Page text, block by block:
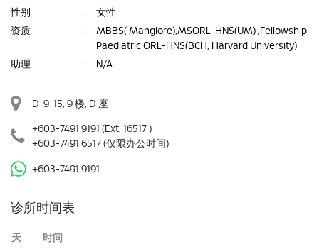
性别
:
女性
资质
:
MBBS( Manglore),MSORL-HNS(UM) ,Fellowship
Paediatric ORL-HNS(BCH, Harvard University)
助理
: N/A
D-9-15, 9 楼, D 座
+603-7491 9191 (Ext. 16517 )
+603-7491 6517 (仅限办公时间)
+603-7491 9191
诊所时间表
天
时间